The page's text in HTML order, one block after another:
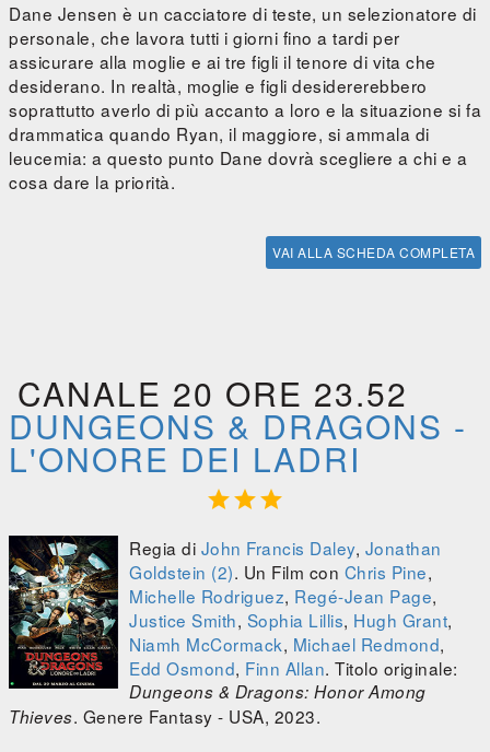
Dane Jensen è un cacciatore di teste, un selezionatore di
personale, che lavora tutti i giorni fino a tardi per
assicurare alla moglie e ai tre figli il tenore di vita che
desiderano. In realtà, moglie e figli desidererebbero
soprattutto averlo di più accanto a loro e la situazione si fa
drammatica quando Ryan, il maggiore, si ammala di
leucemia: a questo punto Dane dovrà scegliere a chi e a
cosa dare la priorità.
VAI ALLA SCHEDA COMPLETA
CANALE 20 ORE 23.52
DUNGEONS & DRAGONS -
L'ONORE DEI LADRI

Regia di John Francis Daley, Jonathan
Goldstein (2). Un Film con Chris Pine,
Michelle Rodriguez, Regé-Jean Page,
Justice Smith, Sophia Lillis, Hugh Grant,
Niamh McCormack, Michael Redmond,
Edd Osmond, Finn Allan. Titolo originale:
Dungeons & Dragons: Honor Among
Thieves. Genere Fantasy - USA, 2023.